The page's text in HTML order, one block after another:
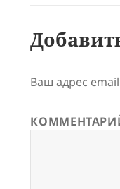
Ваш адрес